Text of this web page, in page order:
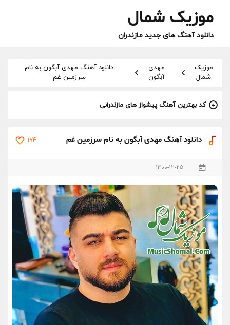
موزیک شمال
دانلود آهنگ های جدید مازندران
موزیک
شمال
مهدی
آبگون
دانلود آهنگ مهدی آبگون به نام
سرزمین غم
کد بهترین آهنگ پیشواز های مازندرانی
دانلود آهنگ مهدی آبگون به نام سرزمین غم 174
1400-12-25